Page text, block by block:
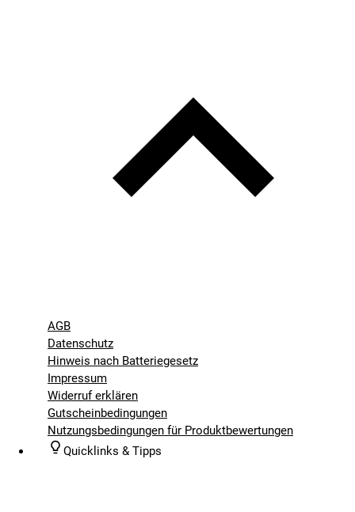
AGB
Datenschutz
Hinweis nach Batteriegesetz
Impressum
Widerruf erklären
Gutscheinbedingungen
Nutzungsbedingungen für Produktbewertungen
Quicklinks & Tipps